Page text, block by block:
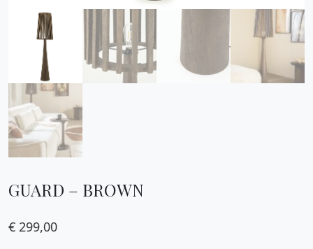
GUARD – BROWN
€ 299,00